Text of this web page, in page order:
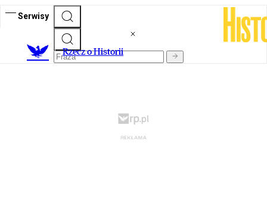
Serwisy
Rzecz o Historii